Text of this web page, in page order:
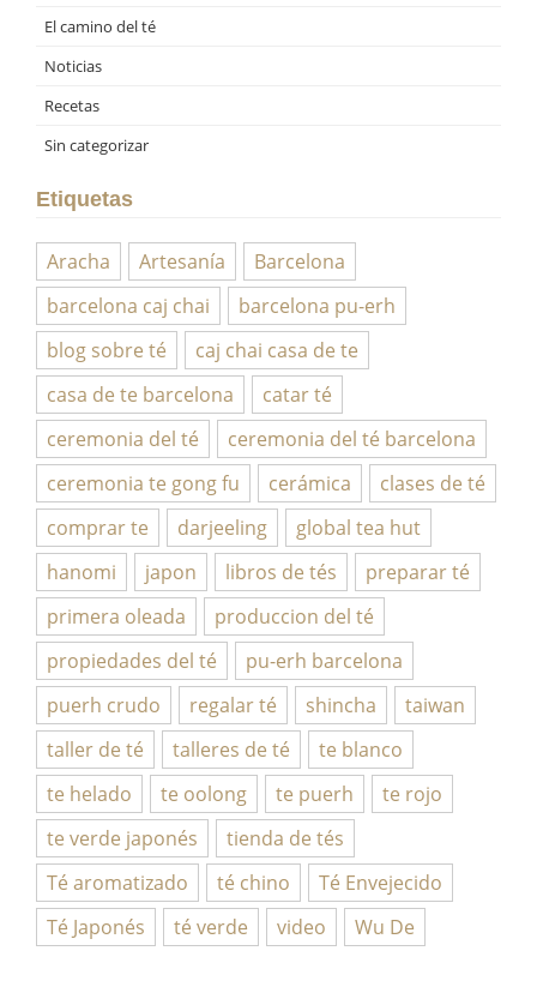
El camino del té
Noticias
Recetas
Sin categorizar
Etiquetas
Aracha Artesanía
Barcelona
barcelona caj chai
barcelona pu-erh
blog sobre té
caj chai casa de te
casa de te barcelona
catar té
ceremonia del té
ceremonia del té barcelona
ceremonia te gong fu
cerámica
clases de té
comprar te
darjeeling
global tea hut
hanomi
japon libros de tés
preparar té
primera oleada
produccion del té
propiedades del té
pu-erh barcelona
puerh crudo
regalar té shincha
taiwan
taller de té
talleres de té
te blanco
te helado
te oolong te puerh
te rojo
te verde japonés
tienda de tés
Té aromatizado
té chino
Té Envejecido
Té Japonés
té verde video Wu De